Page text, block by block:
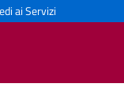
ai Servizi